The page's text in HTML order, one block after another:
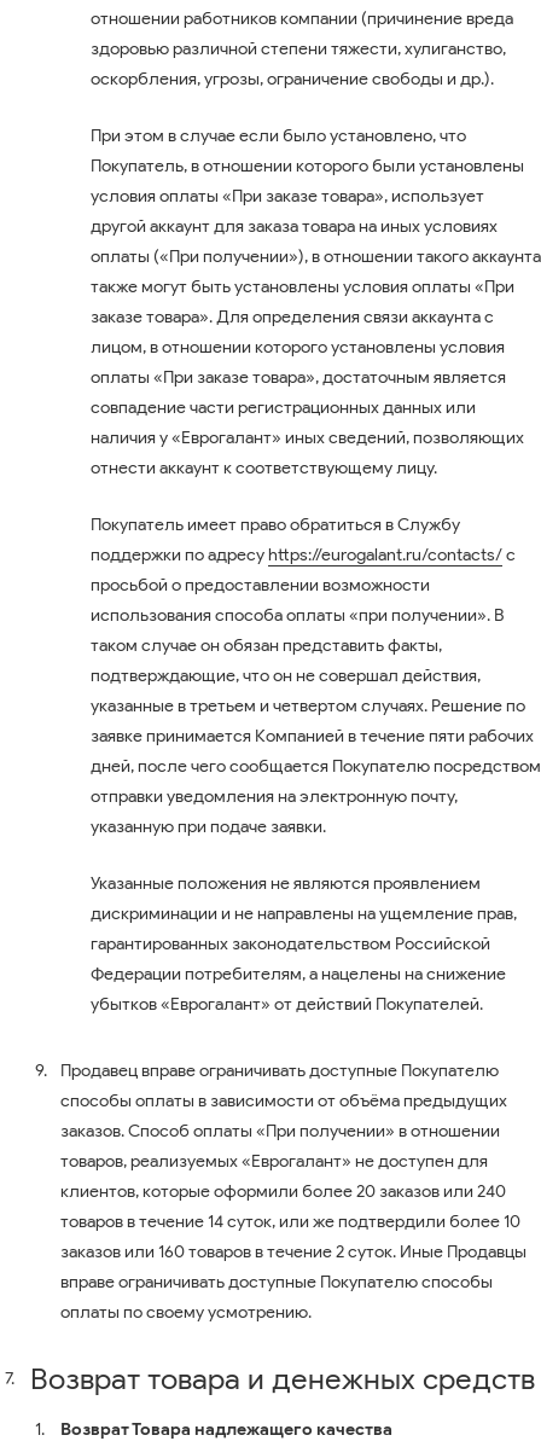
отношении работников компании (причинение вреда
здоровью различной степени тяжести, хулиганство,
оскорбления, угрозы, ограничение свободы и др.).
При этом в случае если было установлено, что
Покупатель, в отношении которого были установлены
условия оплаты «При заказе товара», использует
другой аккаунт для заказа товара на иных условиях
оплаты («При получении»), в отношении такого аккаунта
также могут быть установлены условия оплаты «При
заказе товара». Для определения связи аккаунта с
лицом, в отношении которого установлены условия
оплаты «При заказе товара», достаточным является
совпадение части регистрационных данных или
наличия у «Еврогалант» иных сведений, позволяющих
отнести аккаунт к соответствующему лицу.
Покупатель имеет право обратиться в Службу
поддержки по адресуhttps://eurogalant.ru/contacts/с
просьбой о предоставлении возможности
использования способа оплаты «при получении». В
таком случае он обязан представить факты,
подтверждающие, что он не совершал действия,
указанные в третьем и четвертом случаях. Решение по
заявке принимается Компанией в течение пяти рабочих
дней, после чего сообщается Покупателю посредством
отправки уведомления на электронную почту,
указанную при подаче заявки.
Указанные положения не являются проявлением
дискриминации и не направлены на ущемление прав,
гарантированных законодательством Российской
Федерации потребителям, а нацелены на снижение
убытков «Еврогалант» от действий Покупателей.
Продавец вправе ограничивать доступные Покупателю
способы оплаты в зависимости от объёма предыдущих
заказов. Способ оплаты «При получении» в отношении
товаров, реализуемых «Еврогалант» не доступен для
клиентов, которые оформили более 20 заказов или 240
товаров в течение 14 суток, или же подтвердили более 10
заказов или 160 товаров в течение 2 суток. Иные Продавцы
вправе ограничивать доступные Покупателю способы
оплаты по своему усмотрению.
Возврат товара и денежных средств
Возврат Товара надлежащего качества